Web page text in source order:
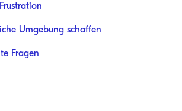
Umgebung schaffen
Fragen